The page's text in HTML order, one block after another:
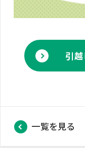
引
一覧を見る